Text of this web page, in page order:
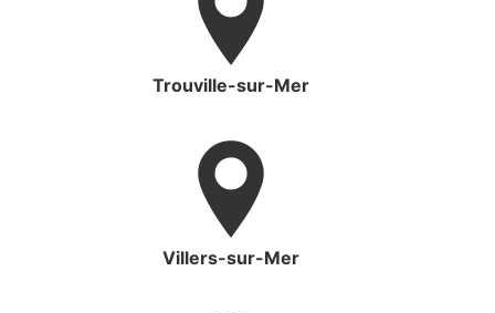
Trouville-sur-Mer
Villers-sur-Mer